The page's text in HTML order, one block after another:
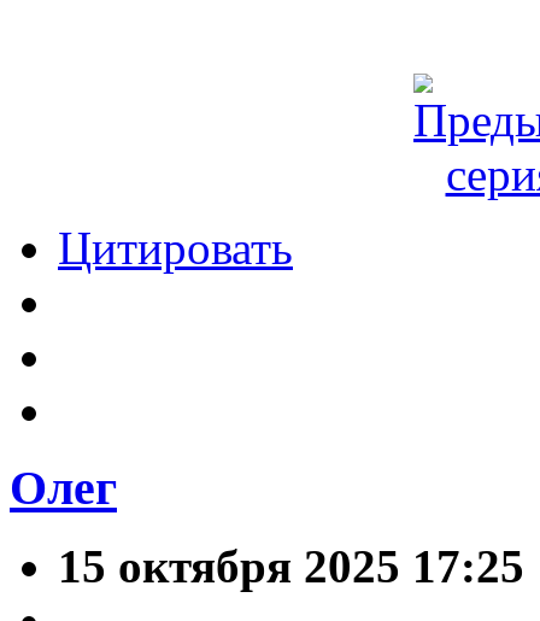
Цитировать
Олег
15 октября 2025 17:25